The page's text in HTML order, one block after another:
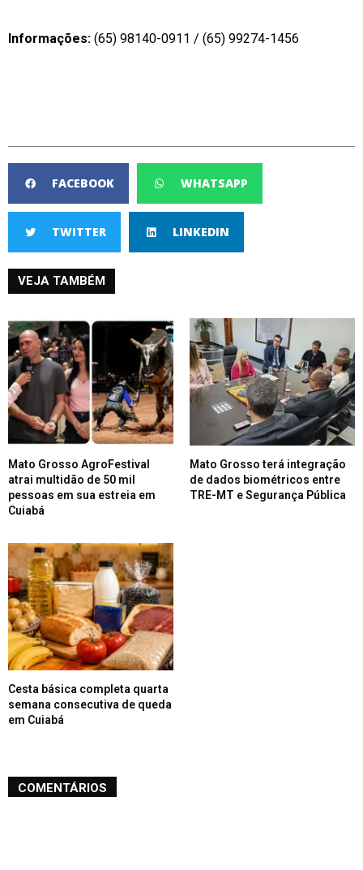
Informações: (65) 98140-0911 / (65) 99274-1456
FACEBOOK WHATSAPP
TWITTER LINKEDIN
VEJA TAMBÉM
Mato Grosso AgroFestival
atrai multidão de 50 mil
pessoas em sua estreia em
Cuiabá
Mato Grosso terá integração
de dados biométricos entre
TRE-MT e Segurança Pública
Cesta básica completa quarta
semana consecutiva de queda
em Cuiabá
COMENTÁRIOS